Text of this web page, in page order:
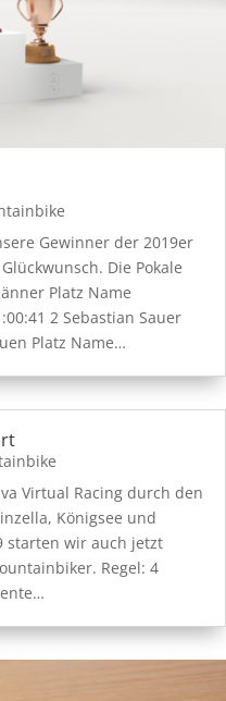
Gewinner der 2019er
Die Pokale
Platz Name
2 Sebastian Sauer
Platz Name…
Virtual Racing durch den
Königsee und
starten wir auch jetzt
Regel: 4